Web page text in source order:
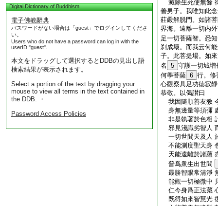
Digital Dictionary of Buddhism
電子佛教辭典
パスワードがない場合は「guest」でログインしてくださ
い。
Users who do not have a password can log in with the
userID "guest".
本文をドラッグして選択するとDDBの見出し語
検索結果が表示されます。
Select a portion of the text by dragging your
mouse to view all terms in the text contained in
the DDB. ・
Password Access Policies
滅除生死使無餘
善男子。我唯知此
莊嚴解脱門。如諸
界海。遠離一切内
足一切菩薩智。悉
刹成壞。而我云何
子。此菩提場。如
名
5 守護一切城増
何學菩薩 6 行。修
心觀察具足功徳寂
恭敬。以偈讃曰
我因隨順善友教
身無邊量等須彌
非是執著於色相
邪見淺識劣智人
一切世間天及人
不能測度聖天身
天能遠離於諸蘊
普爲衆生出世間
最勝智眼常清淨
能觀一切極微中
仁今身爲正法藏
既得如來智慧光